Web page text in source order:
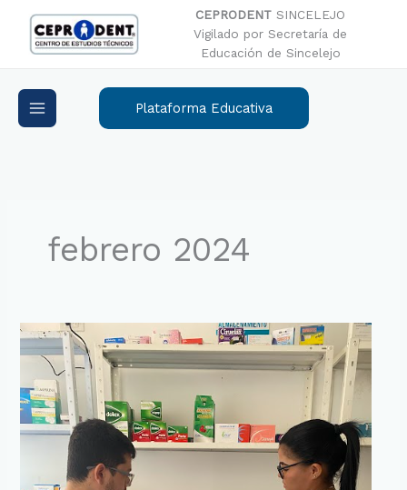
contenido
CEPRODENT SINCELEJO
Vigilado por Secretaría de
Educación de Sincelejo
Plataforma Educativa
febrero 2024
¡Gran
noticia
todos
nuestros
estudiantes
alumnos!